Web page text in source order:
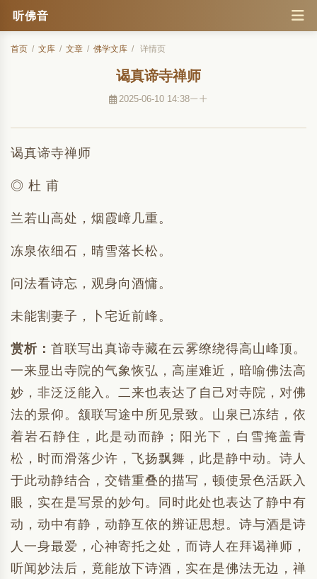
听佛音
首页 / 文库 / 文章 / 佛学文库 / 详情页
谒真谛寺禅师
2025-06-10 14:38
谒真谛寺禅师
◎ 杜 甫
兰若山高处，烟霞嶂几重。
冻泉依细石，晴雪落长松。
问法看诗忘，观身向酒慵。
未能割妻子，卜宅近前峰。
赏析： 首联写出真谛寺藏在云雾缭绕得高山峰顶。
一来显出寺院的气象恢弘，高崖难近，暗喻佛法高
妙，非泛泛能入。二来也表达了自己对寺院，对佛
法的景仰。颔联写途中所见景致。山泉已冻结，依
着岩石静住，此是动而静；阳光下，白雪掩盖青
松，时而滑落少许，飞扬飘舞，此是静中动。诗人
于此动静结合，交错重叠的描写，顿使景色活跃入
眼，实在是写景的妙句。同时此处也表达了静中有
动，动中有静，动静互依的辨证思想。诗与酒是诗
人一身最爱，心神寄托之处，而诗人在拜谒禅师，
听闻妙法后，竟能放下诗酒，实在是佛法无边，禅